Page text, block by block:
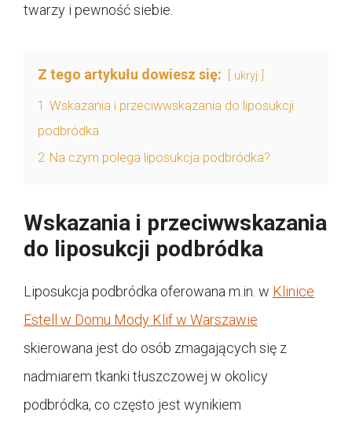
twarzy i pewność siebie.
Z tego artykułu dowiesz się: ukryj
1 Wskazania i przeciwwskazania do liposukcji
podbródka
2 Na czym polega liposukcja podbródka?
Wskazania i przeciwwskazania
do liposukcji podbródka
Liposukcja podbródka oferowana m.in. w Klinice
Estell w Domu Mody Klif w Warszawie
skierowana jest do osób zmagających się z
nadmiarem tkanki tłuszczowej w okolicy
podbródka, co często jest wynikiem